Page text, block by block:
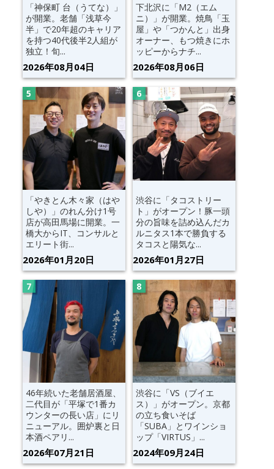
「神保町 台（うてな）」
が開業。老舗「浅草今
半」で20年超のキャリア
を持つ40代後半2人組が
独立！旬...
2026年08月04日
下北沢に「M2（エム
ニ）」が開業。焼鳥「玉
屋」や「つかんと」出身
オーナー、もつ焼きにホ
ッピーからナチ...
2026年08月06日
「やきとん木々家（はや
しや）」のれん分け1号
店が高田馬場に開業。一
橋大からIT、コンサルと
エリート街...
2026年01月20日
渋谷に「タコストリー
ト」がオープン！豚一頭
分の旨味を詰め込んだカ
ルニタス1本で勝負する
タコスと陽気な...
2026年01月27日
46年続いた老舗居酒屋、
二代目が「平塚で1番カ
ウンターの長い店」にリ
ニューアル。囲炉裏と日
本酒ペアリ...
2026年07月21日
渋谷に「VS（ブイエ
ス）」がオープン。京都
の立ち食いそば
「SUBA」とワインショ
ップ「VIRTUS」...
2024年09月24日